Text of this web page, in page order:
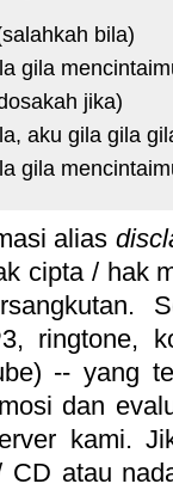
bila)
gila
jika)
aku gila gila
gila
alias
cipta / hak
ringtone,
-- yang
dan
kami.
CD atau